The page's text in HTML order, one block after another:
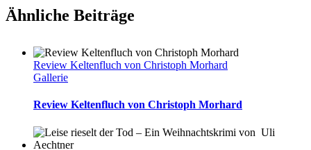
Ähnliche Beiträge
Review Keltenfluch von Christoph Morhard
Gallerie
Review Keltenfluch von Christoph Morhard